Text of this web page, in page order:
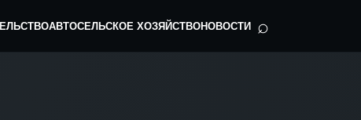
АВТОСЕЛЬСКОЕ ХОЗЯЙСТВОНОВОСТИ ⌕